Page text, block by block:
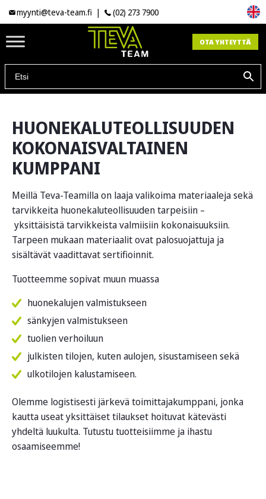
myynti@teva-team.fi | (02) 273 7900
OTA YHTEYTTÄ
HUONEKALUTEOLLISUUDEN
KOKONAISVALTAINEN
KUMPPANI
Meillä Teva-Teamilla on laaja valikoima materiaaleja sekä
tarvikkeita huonekaluteollisuuden tarpeisiin –
yksittäisistä tarvikkeista valmiisiin kokonaisuuksiin.
Tarpeen mukaan materiaalit ovat palosuojattuja ja
sisältävät vaadittavat sertifioinnit.
Tuotteemme sopivat muun muassa
huonekalujen valmistukseen
sänkyjen valmistukseen
tuolien verhoiluun
julkisten tilojen, kuten aulojen, sisustamiseen sekä
ulkotilojen kalustamiseen.
Olemme logistisesti järkevä toimittajakumppani, jonka
kautta useat yksittäiset tilaukset hoituvat kätevästi
yhdeltä luukulta. Tutustu tuotteisiimme ja ihastu
osaamiseemme!